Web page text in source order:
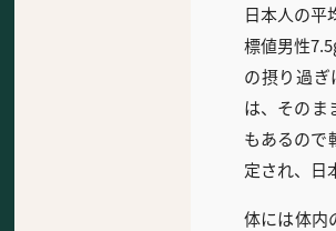
日本人の平
標値男性
の摂り過
は、そのま
もあるので
定され、日
体には体内